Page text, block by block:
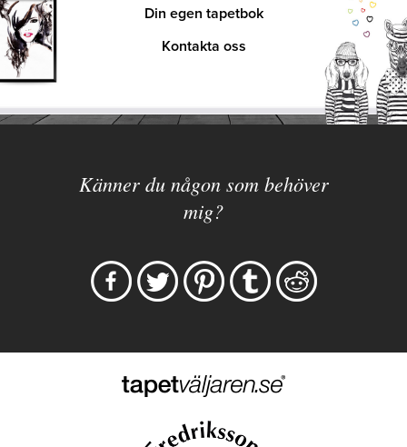
Din egen tapetbok
Kontakta oss
Känner du någon som behöver
mig?